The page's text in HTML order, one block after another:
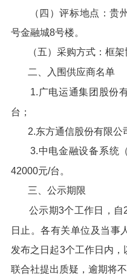
（四）评标地点：贵
号金融城8号楼。
（五）采购方式：框架
二、入围供应商名单
1.广电运通集团股份
台；
2.东方通信股份有限公
3.中电金融设备系统
42000元/台。
三、公示期限
公示期3个工作日，
日止。各有关单位及当事
发布之日起3个工作日内
联合社提出质疑，逾期将不